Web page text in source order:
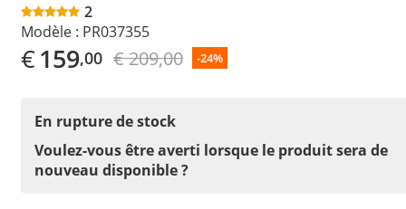
2
Modèle : PR037355
€159,00 € 209,00 -24%
En rupture de stock
Voulez-vous être averti lorsque le produit sera de
nouveau disponible ?